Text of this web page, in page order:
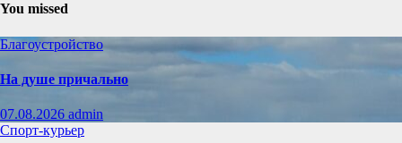
You missed
Благоустройство
На душе причально
07.08.2026 admin
Спорт-курьер